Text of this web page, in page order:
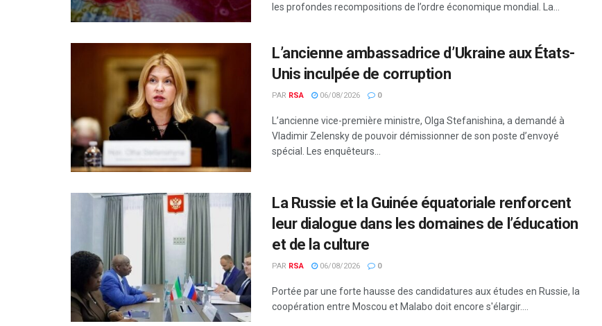
les profondes recompositions de l’ordre économique mondial. La...
L’ancienne ambassadrice d’Ukraine aux États-
Unis inculpée de corruption
PAR RSA 06/08/2026 0
L’ancienne vice-première ministre, Olga Stefanishina, a demandé à
Vladimir Zelensky de pouvoir démissionner de son poste d’envoyé
spécial. Les enquêteurs...
La Russie et la Guinée équatoriale renforcent
leur dialogue dans les domaines de l’éducation
et de la culture
PAR RSA 06/08/2026 0
Portée par une forte hausse des candidatures aux études en Russie, la
coopération entre Moscou et Malabo doit encore s'élargir....